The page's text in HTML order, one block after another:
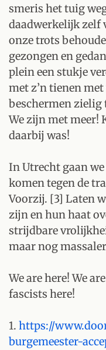
smeris het tuig
daadwerkelijk zelf
onze trots
gezongen en
plein een stukje
met z’n tienen
beschermen zielig
We zijn met meer!
daarbij was!
In Utrecht gaan
komen tegen de
Voorzij. [3] Laten
zijn en hun haat
strijdbare
maar nog
We are here! We
fascists here!
1. https://
burgemeester-